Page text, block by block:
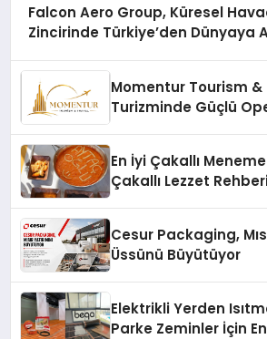
Falcon Aero Group, Küresel
Zincirinde Türkiye’den Dünyaya
Momentur Tourism &
Turizminde Güçlü
En İyi Çakallı
Çakallı Lezzet
Cesur Packaging,
Üssünü Büyütüyor
Elektrikli Yerden
Parke Zeminler İçin